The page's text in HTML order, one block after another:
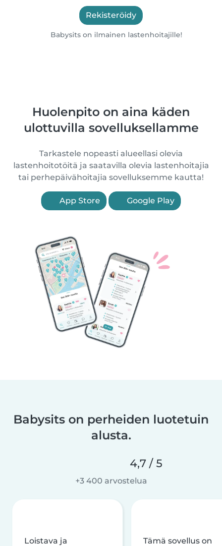
Rekisteröidy
Babysits on ilmainen lastenhoitajille!
Huolenpito on aina käden
ulottuvilla sovelluksellamme
Tarkastele nopeasti alueellasi olevia
lastenhoitotöitä ja saatavilla olevia lastenhoitajia
tai perhepäivähoitajia sovelluksemme kautta!
App Store Google Play
Babysits on perheiden luotetuin
alusta.
4,7 / 5
+3 400 arvostelua
Loistava ja
Tämä sovellus on